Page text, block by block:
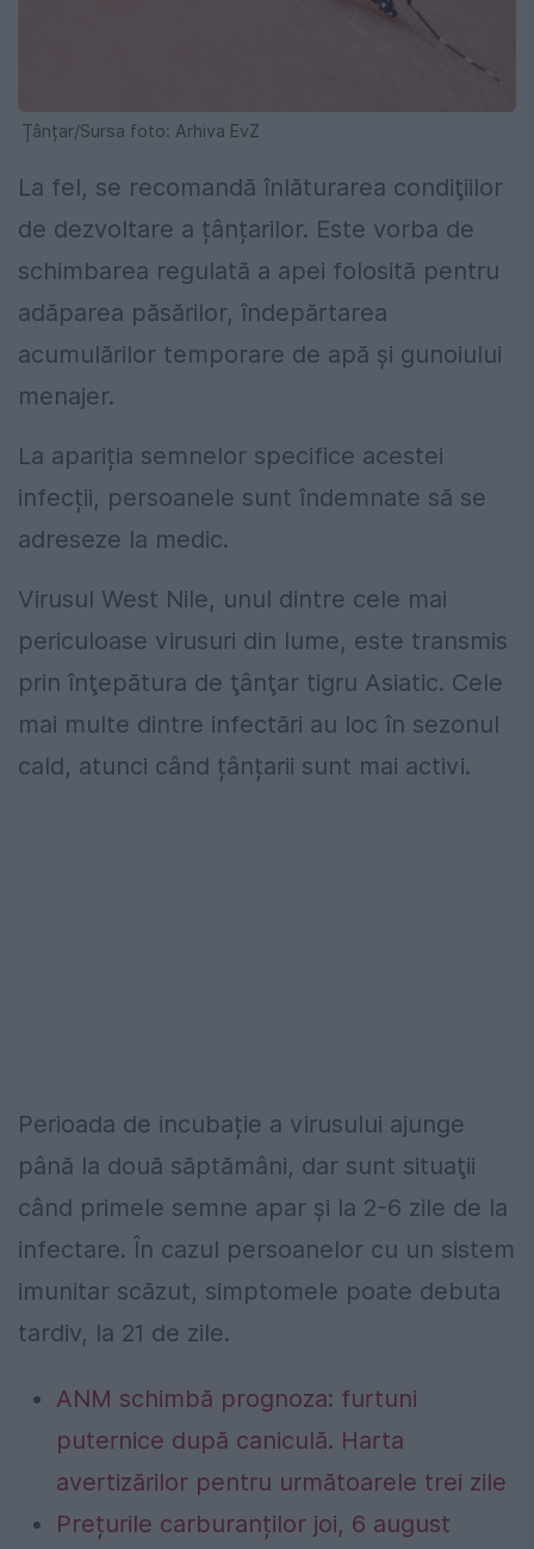
Țânțar/Sursa foto: Arhiva EvZ
La fel, se recomandă înlăturarea condiţiilor
de dezvoltare a țânțarilor. Este vorba de
schimbarea regulată a apei folosită pentru
adăparea păsărilor, îndepărtarea
acumulărilor temporare de apă și gunoiului
menajer.
La apariția semnelor specifice acestei
infecții, persoanele sunt îndemnate să se
adreseze la medic.
Virusul West Nile, unul dintre cele mai
periculoase virusuri din lume, este transmis
prin înţepătura de ţânţar tigru Asiatic. Cele
mai multe dintre infectări au loc în sezonul
cald, atunci când țânțarii sunt mai activi.
Perioada de incubație a virusului ajunge
până la două săptămâni, dar sunt situaţii
când primele semne apar și la 2-6 zile de la
infectare. În cazul persoanelor cu un sistem
imunitar scăzut, simptomele poate debuta
tardiv, la 21 de zile.
ANM schimbă prognoza: furtuni
puternice după caniculă. Harta
avertizărilor pentru următoarele trei zile
Prețurile carburanților joi, 6 august